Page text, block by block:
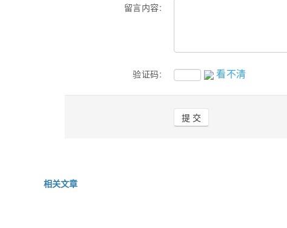
留言内容:
验证码: 看不清
相关文章